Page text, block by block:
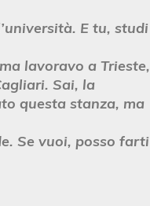
E tu, studi
lavoravo a Trieste,
Sai, la
questa stanza, ma
Se vuoi, posso farti